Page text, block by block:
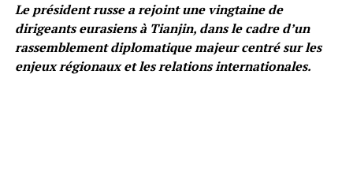
Le président russe a rejoint une vingtaine de
dirigeants eurasiens à Tianjin, dans le cadre d’un
rassemblement diplomatique majeur centré sur les
enjeux régionaux et les relations internationales.